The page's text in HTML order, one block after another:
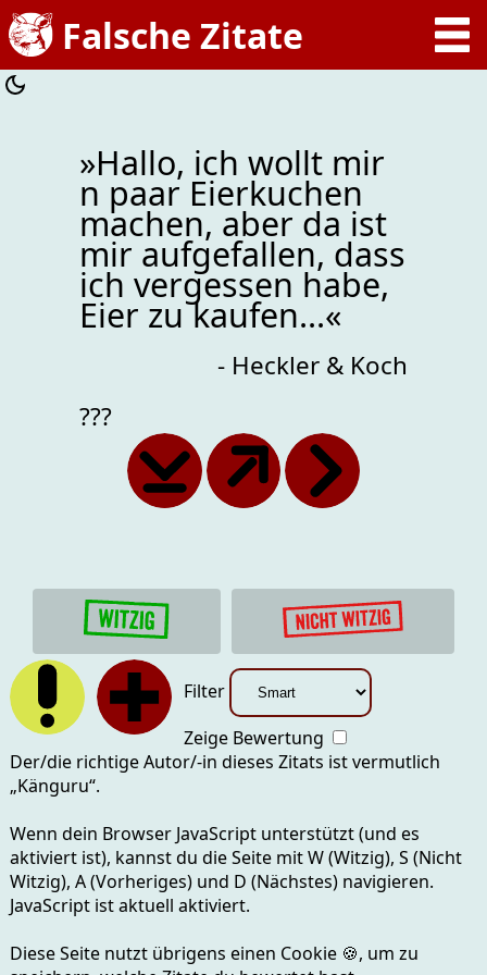
»Hallo, ich wollt mir
n paar Eierkuchen
machen, aber da ist
mir aufgefallen, dass
ich vergessen habe,
Eier zu kaufen...«
- Heckler & Koch
???
Filter
Zeige Bewertung
Der/die richtige Autor/-in dieses Zitats ist vermutlich
„Känguru“.
Wenn dein Browser JavaScript unterstützt (und es
aktiviert ist), kannst du die Seite mitW (Witzig), S (Nicht
Witzig), A (Vorheriges) und D (Nächstes)navigieren.
JavaScript ist aktuell aktiviert.
Diese Seite nutzt übrigens einen Cookie 🍪, um zu